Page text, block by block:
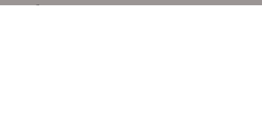
InstagramFacebook